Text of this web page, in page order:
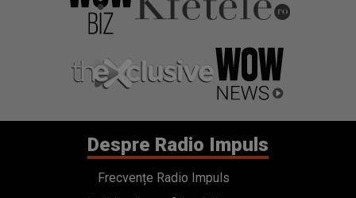
Despre Radio Impuls
Frecvențe Radio Impuls